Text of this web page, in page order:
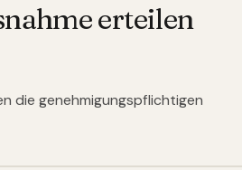
erteilen
die genehmigungspflichtigen